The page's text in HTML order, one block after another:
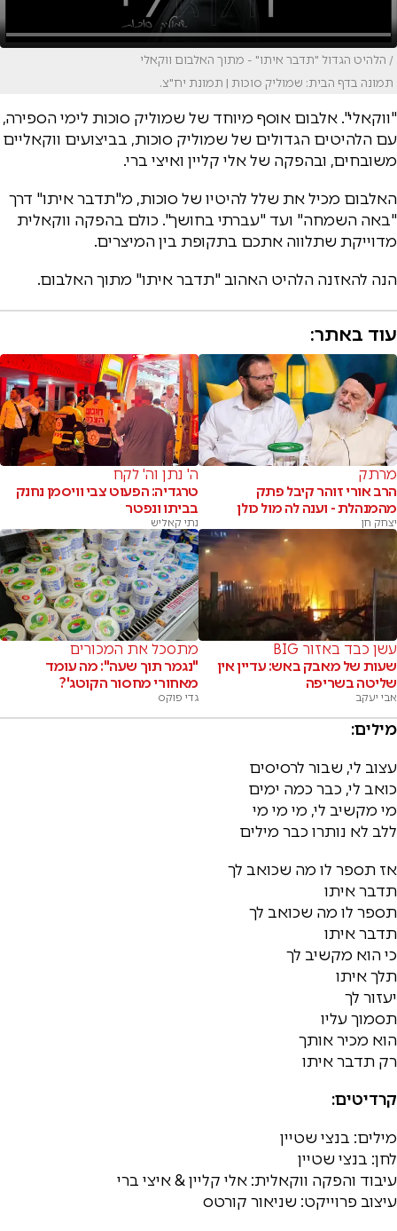
/ הלהיט הגדול "תדבר איתו" - מתוך האלבום ווקאלי
תמונה בדף הבית: שמוליק סוכות | תמונת יח"צ.
"ווקאלי". אלבום אוסף מיוחד של שמוליק סוכות לימי הספירה,
עם הלהיטים הגדולים של שמוליק סוכות, בביצועים ווקאליים
משובחים, ובהפקה של אלי קליין ואיצי ברי.
האלבום מכיל את שלל להיטיו של סוכות, מ"תדבר איתו" דרך
"באה השמחה" ועד "עברתי בחושך". כולם בהפקה ווקאלית
מדוייקת שתלווה אתכם בתקופת בין המיצרים.
הנה להאזנה הלהיט האהוב "תדבר איתו" מתוך האלבום.
עוד באתר:
מרתק
הרב אורי זוהר קיבל פתק
מהמנהלת - וענה לה מול כולן
יצחק חן
ה' נתן וה' לקח
טרגדיה: הפעוט צבי וויסמן נחנק
בביתו ונפטר
נתי קאליש
עשן כבד באזור BIG
שעות של מאבק באש: עדיין אין
שליטה בשריפה
אבי יעקב
מתסכל את המכורים
"נגמר תוך שעה": מה עומד
מאחורי מחסור הקוטג'?
גדי פוקס
מילים:
עצוב לי, שבור לרסיסים
כואב לי, כבר כמה ימים
מי מקשיב לי, מי מי מי
ללב לא נותרו כבר מילים
אז תספר לו מה שכואב לך
תדבר איתו
תספר לו מה שכואב לך
תדבר איתו
כי הוא מקשיב לך
תלך איתו
יעזור לך
תסמוך עליו
הוא מכיר אותך
רק תדבר איתו
קרדיטים:
מילים: בנצי שטיין
לחן: בנצי שטיין
עיבוד והפקה ווקאלית: אלי קליין & איצי ברי
עיצוב פרוייקט: שניאור קורטס